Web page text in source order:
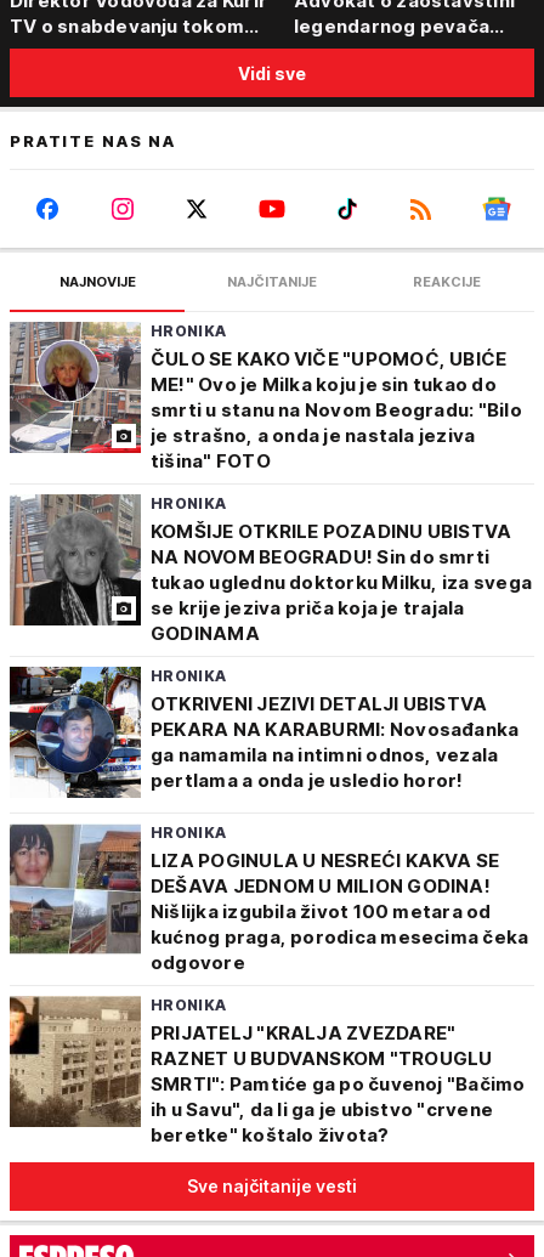
TV o snabdevanju tokom
toplotnog talasa - Poznato
kakva je situacija sa vodom
legendarnog pevača
Predraga Živkovića
"Isključenje iz testamenta
moguće"
Vidi sve
PRATITE NAS NA
NAJNOVIJE NAJČITANIJE REAKCIJE
HRONIKA
ČULO SE KAKO VIČE "UPOMOĆ, UBIĆE
ME!" Ovo je Milka koju je sin tukao do
smrti u stanu na Novom Beogradu: "Bilo
je strašno, a onda je nastala jeziva
tišina" FOTO
HRONIKA
KOMŠIJE OTKRILE POZADINU UBISTVA
NA NOVOM BEOGRADU! Sin do smrti
tukao uglednu doktorku Milku, iza svega
se krije jeziva priča koja je trajala
GODINAMA
HRONIKA
OTKRIVENI JEZIVI DETALJI UBISTVA
PEKARA NA KARABURMI: Novosađanka
ga namamila na intimni odnos, vezala
pertlama a onda je usledio horor!
HRONIKA
LIZA POGINULA U NESREĆI KAKVA SE
DEŠAVA JEDNOM U MILION GODINA!
Nišlijka izgubila život 100 metara od
kućnog praga, porodica mesecima čeka
odgovore
HRONIKA
PRIJATELJ "KRALJA ZVEZDARE"
RAZNET U BUDVANSKOM "TROUGLU
SMRTI": Pamtiće ga po čuvenoj "Bačimo
ih u Savu", da li ga je ubistvo "crvene
beretke" koštalo života?
Sve najčitanije vesti